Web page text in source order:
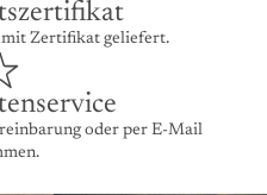
Zertifikat geliefert.
oder per E-Mail